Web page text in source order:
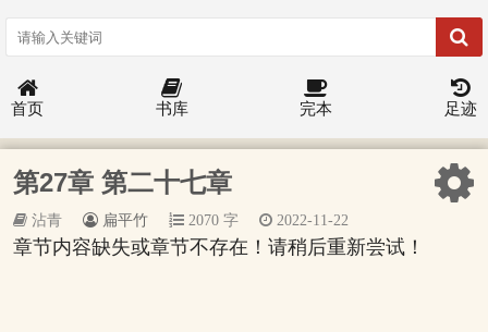
首页 书库 完本 足迹
第27章 第二十七章
沾青 扁平竹 2070 字 2022-11-22
章节内容缺失或章节不存在！请稍后重新尝试！